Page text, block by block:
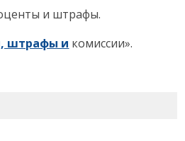
и штрафы.
штрафы и комиссии».